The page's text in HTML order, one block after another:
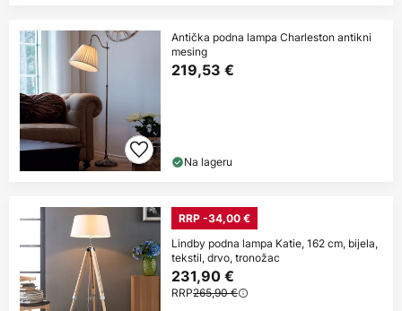
Antička podna lampa Charleston antikni
mesing
219,53 €
Na lageru
RRP -34,00 €
Lindby podna lampa Katie, 162 cm, bijela,
tekstil, drvo, tronožac
231,90 €
RRP265,90 €